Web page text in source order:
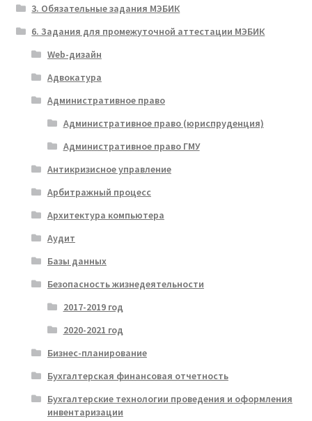
3. Обязательные задания МЭБИК
6. Задания для промежуточной аттестации МЭБИК
Web-дизайн
Адвокатура
Административное право
Административное право (юриспруденция)
Административное право ГМУ
Антикризисное управление
Арбитражный процесс
Архитектура компьютера
Аудит
Базы данных
Безопасность жизнедеятельности
2017-2019 год
2020-2021 год
Бизнес-планирование
Бухгалтерская финансовая отчетность
Бухгалтерские технологии проведения и оформления
инвентаризации